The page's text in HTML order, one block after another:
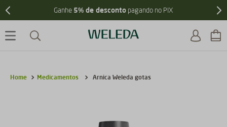
Parcele suas compras em até10x sem juros
Medicamentos Arnica Weleda gotas